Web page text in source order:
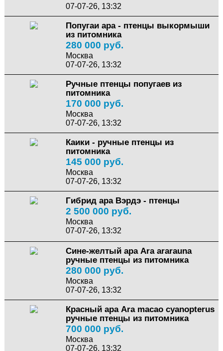
07-07-26, 13:32
Попугаи ара - птенцы выкормыши
из питомника
280 000 руб.
Москва
07-07-26, 13:32
Ручные птенцы попугаев из
питомника
170 000 руб.
Москва
07-07-26, 13:32
Каики - ручные птенцы из
питомника
145 000 руб.
Москва
07-07-26, 13:32
Гибрид ара Вэрдэ - птенцы
2 500 000 руб.
Москва
07-07-26, 13:32
Сине-желтый ара Ara ararauna
ручные птенцы из питомника
280 000 руб.
Москва
07-07-26, 13:32
Красный ара Ara macao cyanopterus
ручные птенцы из питомника
700 000 руб.
Москва
07-07-26, 13:32